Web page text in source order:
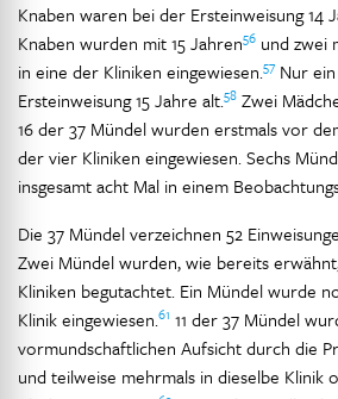
Knaben waren bei der Ersteinweisung 14
Knaben wurden mit 15 Jahren56 und zwei
in eine der Kliniken eingewiesen.57 Nur
Ersteinweisung 15 Jahre alt.58 Zwei
16 der 37 Mündel wurden erstmals vor
der vier Kliniken eingewiesen. Sechs
insgesamt acht Mal in einem
Die 37 Mündel verzeichnen 52
Zwei Mündel wurden, wie bereits
Kliniken begutachtet. Ein Mündel wurde
Klinik eingewiesen.61 11 der 37 Mündel
vormundschaftlichen Aufsicht durch die
und teilweise mehrmals in dieselbe Klinik